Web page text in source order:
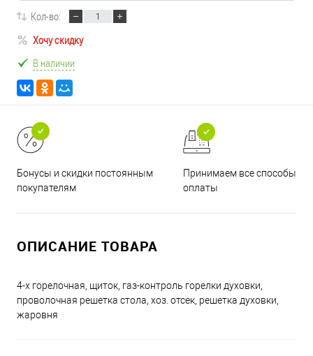
Кол-во:
Хочу скидку
В наличии
Бонусы и скидки постоянным
покупателям
Принимаем все способы
оплаты
ОПИСАНИЕ ТОВАРА
4-х горелочная, щиток, газ-контроль горелки духовки,
проволочная решетка стола, хоз. отсек, решетка духовки,
жаровня